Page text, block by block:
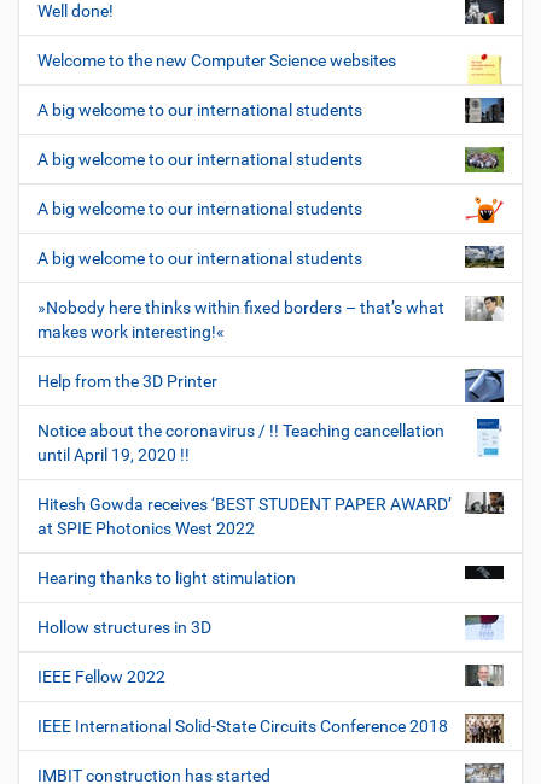
Well done!
Welcome to the new Computer Science websites
A big welcome to our international students
A big welcome to our international students
A big welcome to our international students
A big welcome to our international students
»Nobody here thinks within fixed borders – that’s what
makes work interesting!«
Help from the 3D Printer
Notice about the coronavirus / !! Teaching cancellation
until April 19, 2020 !!
Hitesh Gowda receives ‘BEST STUDENT PAPER AWARD’
at SPIE Photonics West 2022
Hearing thanks to light stimulation
Hollow structures in 3D
IEEE Fellow 2022
IEEE International Solid-State Circuits Conference 2018
IMBIT construction has started